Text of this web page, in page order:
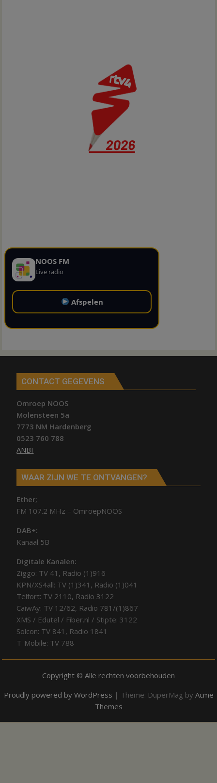
NOOS FM
Live radio
Afspelen
CONTACT GEGEVENS
Omroep NOOS
Molensteen 5a
7773 NM Hardenberg
0523 760 788
ANBI
WAAR ZIJN WE TE ONTVANGEN?
Ether;
FM 107.2 MHz – OmroepNOOS
DAB+:
Kanaal 5B
Digitale Kanalen:
Ziggo: TV 41, Radio (1)916
KPN/XS4all: TV (1)341, Radio (1)041
Telfort: TV 2110, Radio 3122
CaiwAy: TV 12/62, Radio 781/(1)867
XMS / Edutel / Fiber.nl / Stipte: 3122
Solcon: TV 841, Radio 1841
T-Mobile: TV 788
Copyright © Alle rechten voorbehouden
Proudly powered by WordPress | Theme: DuperMag by Acme
Themes